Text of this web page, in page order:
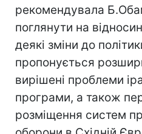
рекомендувала
поглянути на
деякі зміни до
пропонується
вирішені проблеми
програми, а також
розміщення систем